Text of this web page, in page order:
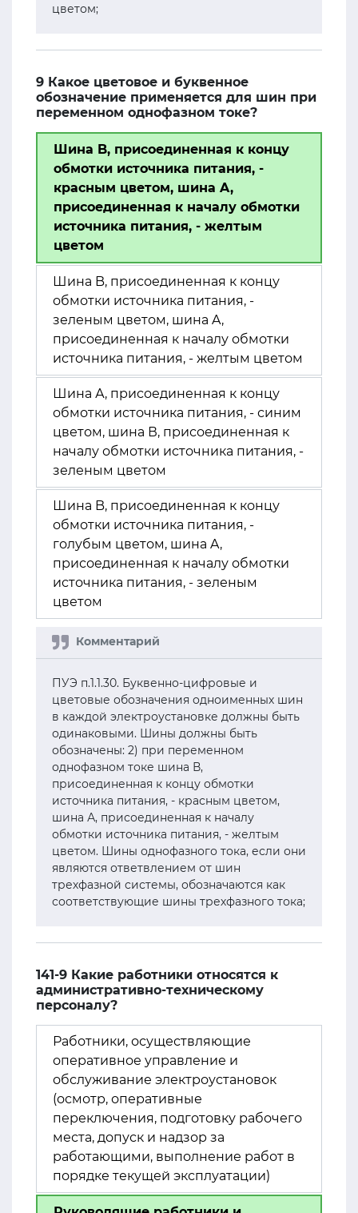
цветом;
9 Какое цветовое и буквенное
обозначение применяется для шин при
переменном однофазном токе?
Шина B, присоединенная к концу
обмотки источника питания, -
красным цветом, шина A,
присоединенная к началу обмотки
источника питания, - желтым
цветом
Шина B, присоединенная к концу
обмотки источника питания, -
зеленым цветом, шина A,
присоединенная к началу обмотки
источника питания, - желтым цветом
Шина А, присоединенная к концу
обмотки источника питания, - синим
цветом, шина В, присоединенная к
началу обмотки источника питания, -
зеленым цветом
Шина B, присоединенная к концу
обмотки источника питания, -
голубым цветом, шина A,
присоединенная к началу обмотки
источника питания, - зеленым
цветом
ПУЭ п.1.1.30. Буквенно-цифровые и
цветовые обозначения одноименных шин
в каждой электроустановке должны быть
одинаковыми. Шины должны быть
обозначены: 2) при переменном
однофазном токе шина В,
присоединенная к концу обмотки
источника питания, - красным цветом,
шина А, присоединенная к началу
обмотки источника питания, - желтым
цветом. Шины однофазного тока, если они
являются ответвлением от шин
трехфазной системы, обозначаются как
соответствующие шины трехфазного тока;
141-9 Какие работники относятся к
административно-техническому
персоналу?
Работники, осуществляющие
оперативное управление и
обслуживание электроустановок
(осмотр, оперативные
переключения, подготовку рабочего
места, допуск и надзор за
работающими, выполнение работ в
порядке текущей эксплуатации)